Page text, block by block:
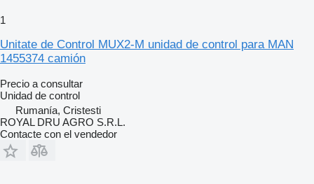
1
Unitate de Control MUX2-M unidad de control para MAN
1455374 camión
Precio a consultar
Unidad de control
Rumanía, Cristesti
ROYAL DRU AGRO S.R.L.
Contacte con el vendedor